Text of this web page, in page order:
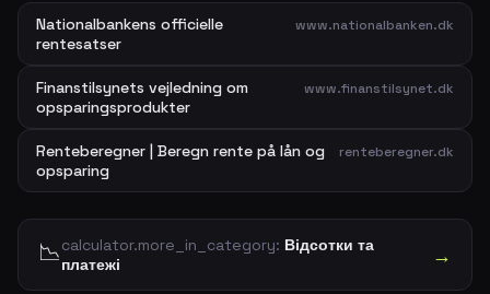
Nationalbankens officielle
rentesatser
www.nationalbanken.dk
Finanstilsynets vejledning om
opsparingsprodukter
www.finanstilsynet.dk
Renteberegner | Beregn rente på lån og
opsparing
renteberegner.dk
📉calculator.more_in_category: Відсотки та
платежі
→